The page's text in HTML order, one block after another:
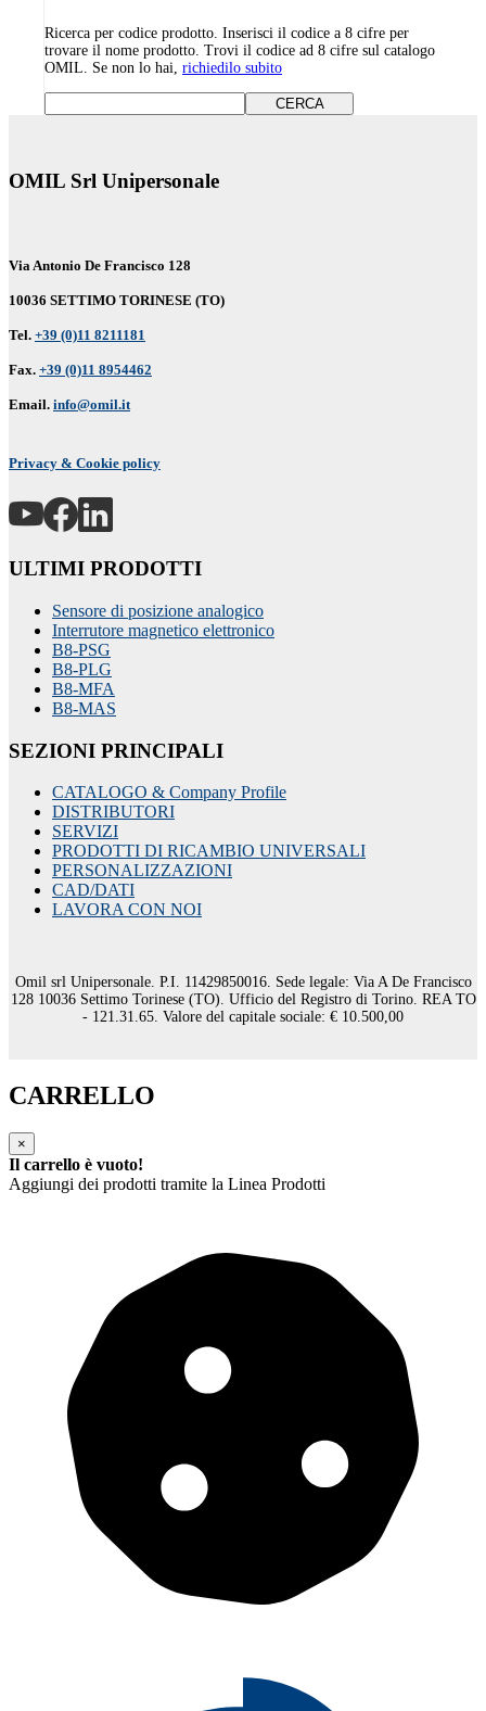
Ricerca per codice prodotto. Inserisci il codice a 8 cifre per
trovare il nome prodotto. Trovi il codice ad 8 cifre sul catalogo
OMIL. Se non lo hai, richiedilo subito
OMIL Srl Unipersonale
Via Antonio De Francisco 128
10036 SETTIMO TORINESE (TO)
Tel. +39 (0)11 8211181
Fax. +39 (0)11 8954462
Email. info@omil.it
Privacy & Cookie policy
ULTIMI PRODOTTI
Sensore di posizione analogico
Interrutore magnetico elettronico
B8-PSG
B8-PLG
B8-MFA
B8-MAS
SEZIONI PRINCIPALI
CATALOGO & Company Profile
DISTRIBUTORI
SERVIZI
PRODOTTI DI RICAMBIO UNIVERSALI
PERSONALIZZAZIONI
CAD/DATI
LAVORA CON NOI
Omil srl Unipersonale. P.I. 11429850016. Sede legale: Via A De Francisco
128 10036 Settimo Torinese (TO). Ufficio del Registro di Torino. REA TO
- 121.31.65. Valore del capitale sociale: € 10.500,00
CARRELLO
×
Il carrello è vuoto!
Aggiungi dei prodotti tramite la Linea Prodotti